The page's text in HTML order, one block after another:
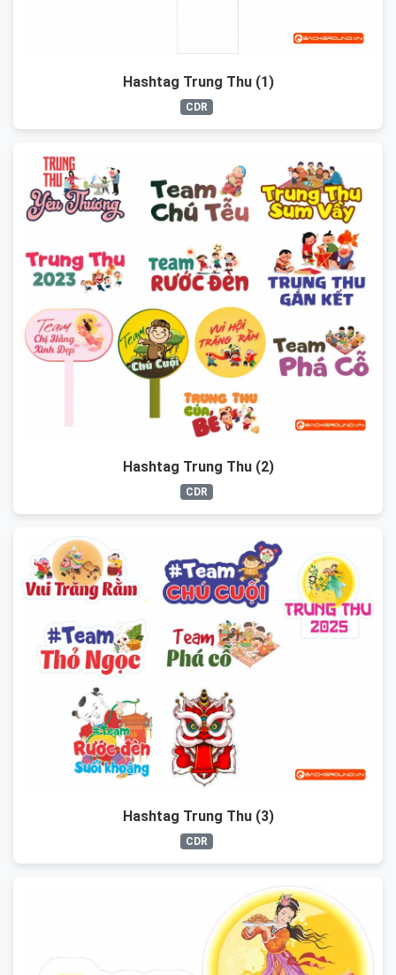
Hashtag Trung Thu (1)
CDR
Hashtag Trung Thu (2)
CDR
Hashtag Trung Thu (3)
CDR